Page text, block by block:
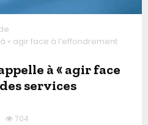
à « agir face à l’effondrement
à « agir face
services
704